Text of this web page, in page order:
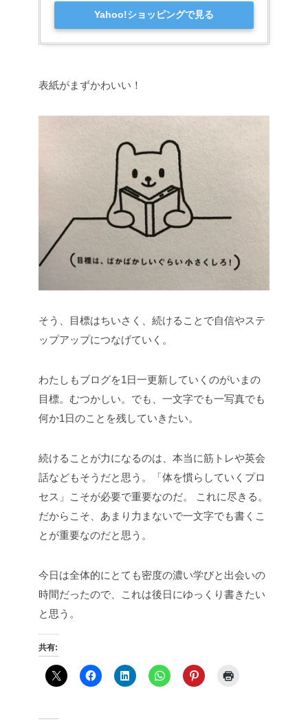
Yahoo!ショッピングで見る
表紙がまずかわいい！
そう、目標はちいさく、続けることで自信やステ
ップアップにつなげていく。
わたしもブログを1日一更新していくのがいまの
目標。むつかしい。でも、一文字でも一写真でも
何か1日のことを残していきたい。
続けることが力になるのは、本当に筋トレや英会
話などもそうだと思う。「体を慣らしていくプロ
セス」こそが必要で重要なのだ。
これに尽きる。
だからこそ、あまり力まないで一文字でも書くこ
とが重要なのだと思う。
今日は全体的にとても密度の濃い学びと出会いの
時間だったので、これは後日にゆっくり書きたい
と思う。
共有: